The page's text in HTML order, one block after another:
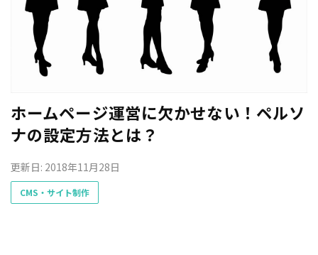
ホームページ運営に欠かせない！ペルソ
ナの設定方法とは？
更新日: 2018年11月28日
CMS・サイト制作